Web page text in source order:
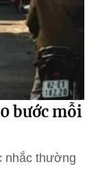
bước mỗi
nhắc thường